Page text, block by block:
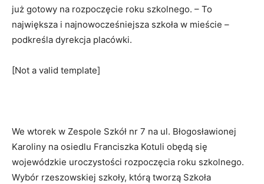
już gotowy na rozpoczęcie roku szkolnego. – To
największa i najnowocześniejsza szkoła w mieście –
podkreśla dyrekcja placówki.
[Not a valid template]
We wtorek w Zespole Szkół nr 7 na ul. Błogosławionej
Karoliny na osiedlu Franciszka Kotuli obędą się
wojewódzkie uroczystości rozpoczęcia roku szkolnego.
Wybór rzeszowskiej szkoły, którą tworzą Szkoła